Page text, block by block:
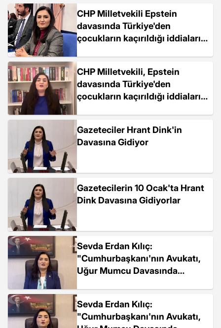
CHP Milletvekili Epstein
davasında Türkiye'den
çocukların kaçırıldığı iddialarını
CHP Milletvekili, Epstein
davasında Türkiye'den
çocukların kaçırıldığı iddialarını
Gazeteciler Hrant Dink'in
Davasına Gidiyor
Gazetecilerin 10 Ocak'ta Hrant
Dink Davasına Gidiyorlar
Sevda Erdan Kılıç:
"Cumhurbaşkanı'nın Avukatı,
Uğur Mumcu Davasında
İstiyor"
Sevda Erdan Kılıç:
"Cumhurbaşkanı'nın Avukatı,